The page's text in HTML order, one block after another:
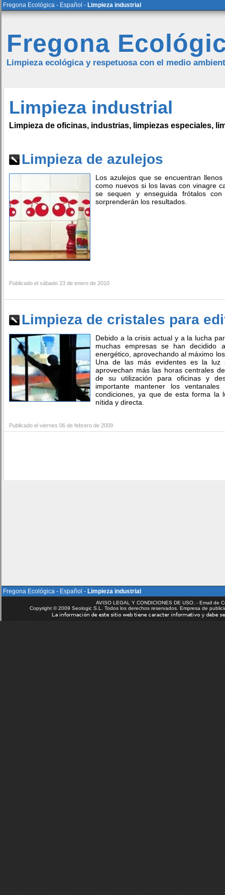
Fregona Ecológica - Español - Limpieza industrial
Fregona
Limpieza ecológica y respetuosa con el medio
Limpieza industrial
Limpieza de oficinas, industrias, limpiezas especiales,
Limpieza de azulejos
Los azulejos que se encuentran
como nuevos si los lavas con vinagre
se sequen y enseguida frótalos
sorprenderán los resultados.
Publicado el sábado 23 de enero de 2010
Limpieza de cristales para
Debido a la crisis actual y a la lucha
muchas empresas se han decidido
energético, aprovechando al máximo
Una de las más evidentes es la
aprovechan más las horas centrales
de su utilización para oficinas y
importante mantener los
condiciones, ya que de esta forma la
nítida y directa.
Publicado el viernes 06 de febrero de 2009
Fregona Ecológica - Español - Limpieza industrial
AVISO LEGAL Y CONDICIONES DE USO. - Email de
Copyright © 2009 Seologic S.L. Todos los derechos reservados. Empresa de